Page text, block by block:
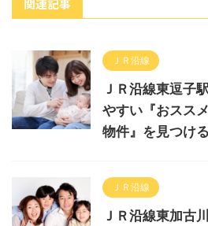
ＪＲ沿線
ＪＲ沿線東逗子
やすい『おスス
物件』を見つけ
ＪＲ沿線
ＪＲ沿線東加古